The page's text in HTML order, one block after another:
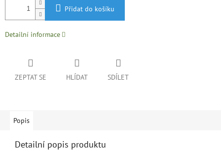
Přidat do košíku
Detailní informace
ZEPTAT SE HLÍDAT SDÍLET
Popis
Detailní popis produktu